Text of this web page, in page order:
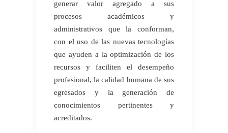
generar valor agregado a sus
procesos académicos y
administrativos que la conforman,
con el uso de las nuevas tecnologías
que ayuden a la optimización de los
recursos y faciliten el desempeño
profesional, la calidad humana de sus
egresados y la generación de
conocimientos pertinentes y
acreditados.